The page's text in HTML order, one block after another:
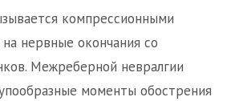
компрессионными
нервные окончания со
Межреберной невралгии
моменты обострения